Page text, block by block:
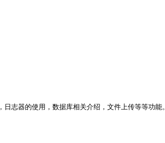
志器的使用，数据库相关介绍，文件上传等等功能。